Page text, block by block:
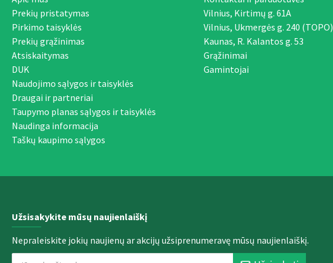
Prekių pristatymas
Pirkimo taisyklės
Prekių grąžinimas
Atsiskaitymas
DUK
Naudojimo sąlygos ir taisyklės
Draugai ir partneriai
Taupymo planas sąlygos ir taisyklės
Naudinga informacija
Taškų kaupimo sąlygos
Vilnius, Kirtimų g. 61A
Vilnius, Ukmergės g. 240 (TOPO)
Kaunas, R. Kalantos g. 53
Grąžinimai
Gamintojai
Užsisakykite mūsų naujienlaiškį
Nepraleiskite jokių naujienų ar akcijų užsiprenumeravę mūsų naujienlaiškį.